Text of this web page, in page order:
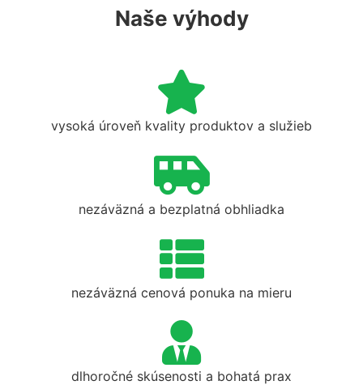
Naše výhody
vysoká úroveň kvality produktov a služieb
nezáväzná a bezplatná obhliadka
nezáväzná cenová ponuka na mieru
dlhoročné skúsenosti a bohatá prax